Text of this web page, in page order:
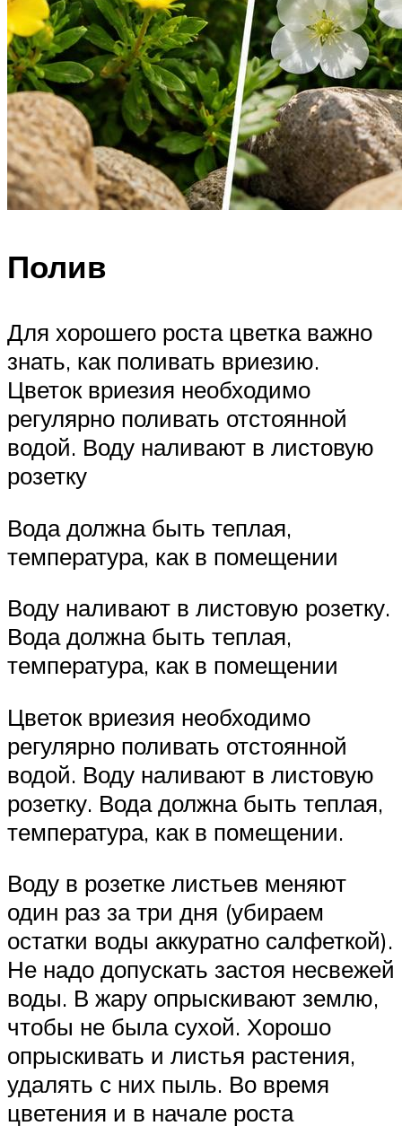
Полив
Для хорошего роста цветка важно
знать, как поливать вриезию.
Цветок вриезия необходимо
регулярно поливать отстоянной
водой. Воду наливают в листовую
розетку
Вода должна быть теплая,
температура, как в помещении
Воду наливают в листовую розетку.
Вода должна быть теплая,
температура, как в помещении
Цветок вриезия необходимо
регулярно поливать отстоянной
водой. Воду наливают в листовую
розетку. Вода должна быть теплая,
температура, как в помещении.
Воду в розетке листьев меняют
один раз за три дня (убираем
остатки воды аккуратно салфеткой).
Не надо допускать застоя несвежей
воды. В жару опрыскивают землю,
чтобы не была сухой. Хорошо
опрыскивать и листья растения,
удалять с них пыль. Во время
цветения и в начале роста